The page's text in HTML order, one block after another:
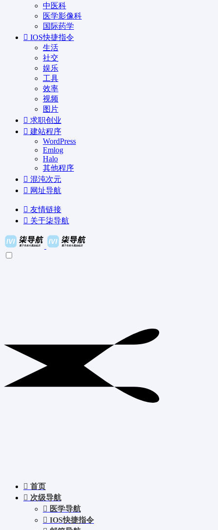
中医科
医学影像科
国际药学
IOS快捷指令
生活
社交
娱乐
工具
效率
视频
图片
求职创业
建站程序
WordPress
Emlog
Halo
其他程序
混沌次元
网址导航
友情链接
关于柒导航
首页
次级导航
医学导航
IOS快捷指令